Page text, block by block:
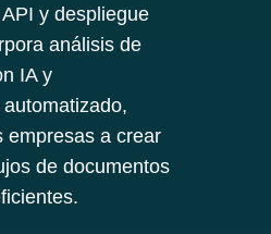
y despliegue
análisis de
IA y
empresas a crear
de documentos